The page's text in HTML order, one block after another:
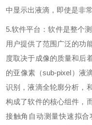
中显示出液滴，即使是非
5.软件平台：软件是整个
用户提供了范围广泛的功
度取决于成像的质量和后
的亚像素（sub-pixel）液
识别，液滴全轮廓分析，
构成了软件的核心组件，
接触角自动测量快速拟